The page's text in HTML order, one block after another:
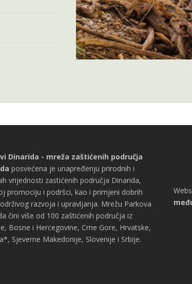
Dinarida - mreža zaštićenih područja
posvećena je unapređenju prirodnih i
vrijednosti zastićenih područja Dinarida,
promociju i podršci, kao i primjeni dobrih
razvoja i upravljanja. Mrežu Parkova
čini više od 100 zaštićenih područja iz
Bosne i Hercegovine, Crne Gore, Hrvatske,
Sjeverne Makedonije, Slovenije i Srbije.